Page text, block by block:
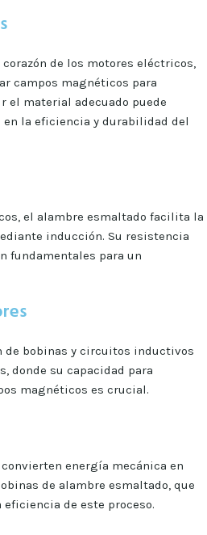
de los motores eléctricos,
campos magnéticos para
el material adecuado puede
la eficiencia y durabilidad del
el alambre esmaltado facilita la
inducción. Su resistencia
fundamentales para un
de bobinas y circuitos inductivos
donde su capacidad para
magnéticos es crucial.
energía mecánica en
de alambre esmaltado, que
de este proceso.